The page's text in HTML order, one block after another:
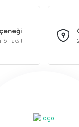
6 Taksit